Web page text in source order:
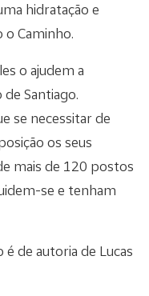
hidratação e
Caminho.
o ajudem a
Santiago.
se necessitar de
os seus
mais de 120 postos
se e tenham
de autoria de Lucas